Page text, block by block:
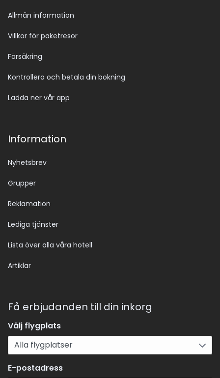
Allmän information
Villkor för paketresor
Försäkring
Kontrollera och betala din bokning
Ladda ner vår app
Information
Nyhetsbrev
Grupper
Reklamation
Lediga tjänster
Lista över alla våra hotell
Artiklar
Få erbjudanden till din inkorg
Välj flygplats
E-postadress